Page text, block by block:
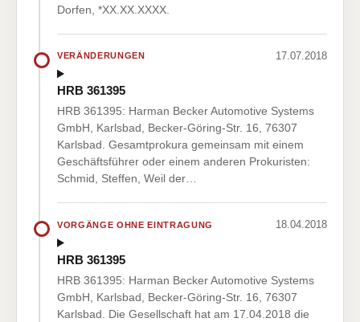
Dorfen, *XX.XX.XXXX.
VERÄNDERUNGEN 17.07.2018
HRB 361395
HRB 361395: Harman Becker Automotive Systems
GmbH, Karlsbad, Becker-Göring-Str. 16, 76307
Karlsbad. Gesamtprokura gemeinsam mit einem
Geschäftsführer oder einem anderen Prokuristen:
Schmid, Steffen, Weil der…
VORGÄNGE OHNE EINTRAGUNG 18.04.2018
HRB 361395
HRB 361395: Harman Becker Automotive Systems
GmbH, Karlsbad, Becker-Göring-Str. 16, 76307
Karlsbad. Die Gesellschaft hat am 17.04.2018 die